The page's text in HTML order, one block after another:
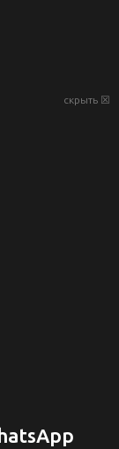
скрыть ☒